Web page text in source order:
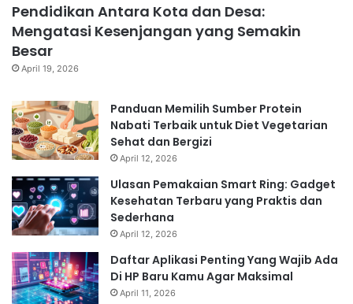
Pendidikan Antara Kota dan Desa:
Mengatasi Kesenjangan yang Semakin
Besar
April 19, 2026
Panduan Memilih Sumber Protein
Nabati Terbaik untuk Diet Vegetarian
Sehat dan Bergizi
April 12, 2026
Ulasan Pemakaian Smart Ring: Gadget
Kesehatan Terbaru yang Praktis dan
Sederhana
April 12, 2026
Daftar Aplikasi Penting Yang Wajib Ada
Di HP Baru Kamu Agar Maksimal
April 11, 2026